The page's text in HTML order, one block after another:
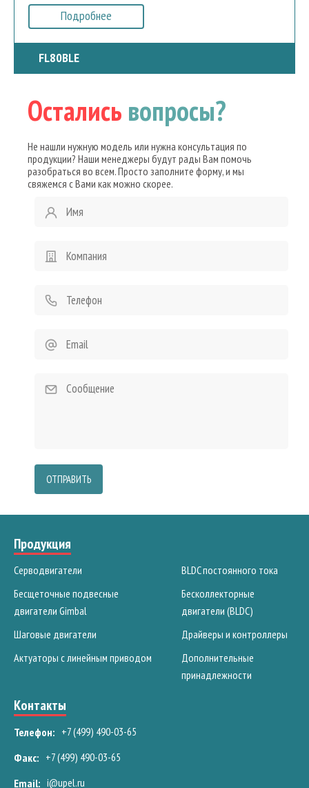
Подробнее
FL80BLE
Остались вопросы?
Не нашли нужную модель или нужна консультация по
продукции? Наши менеджеры будут рады Вам помочь
разобраться во всем. Просто заполните форму, и мы
свяжемся с Вами как можно скорее.
ОТПРАВИТЬ
Продукция
Серводвигатели
Бесщеточные подвесные
двигатели Gimbal
Шаговые двигатели
Актуаторы с линейным приводом
BLDC постоянного тока
Бесколлекторные
двигатели (BLDC)
Драйверы и контроллеры
Дополнительные
принадлежности
Контакты
Телефон: +7 (499) 490-03-65
Факс: +7 (499) 490-03-65
Email: i@upel.ru